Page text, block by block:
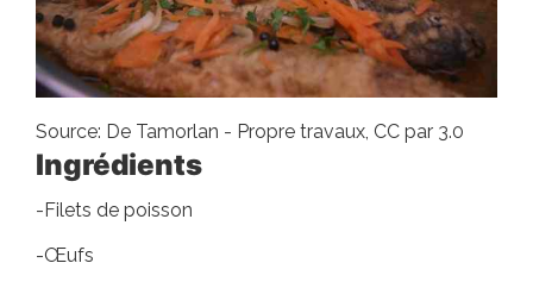
Source: De Tamorlan - Propre travaux, CC par 3.0
Ingrédients
-Filets de poisson
-Œufs